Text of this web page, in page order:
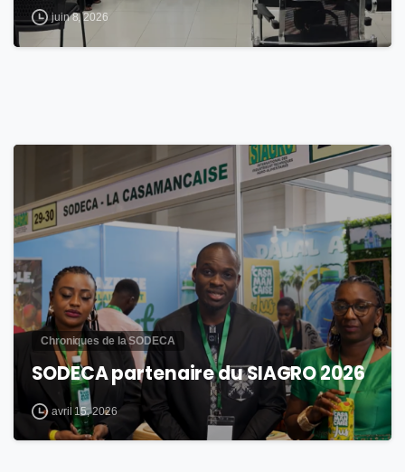
juin 8, 2026
1
Chroniques de la SODECA
SODECA partenaire du SIAGRO 2026
avril 15, 2026